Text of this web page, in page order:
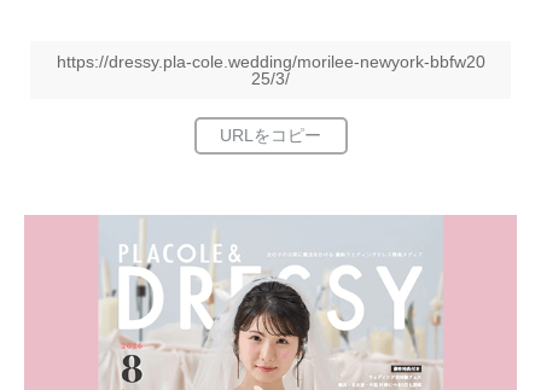
https://dressy.pla-cole.wedding/morilee-newyork-bbfw20
25/3/